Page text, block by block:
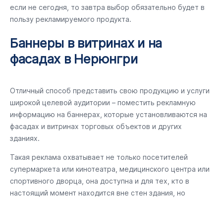
если не сегодня, то завтра выбор обязательно будет в
пользу рекламируемого продукта.
Баннеры в витринах и на
фасадах в Нерюнгри
Отличный способ представить свою продукцию и услуги
широкой целевой аудитории – поместить рекламную
информацию на баннерах, которые установливаются на
фасадах и витринах торговых объектов и других
зданиях.
Такая реклама охватывает не только посетителей
супермаркета или кинотеатра, медицинского центра или
спортивного дворца, она доступна и для тех, кто в
настоящий момент находится вне стен здания, но